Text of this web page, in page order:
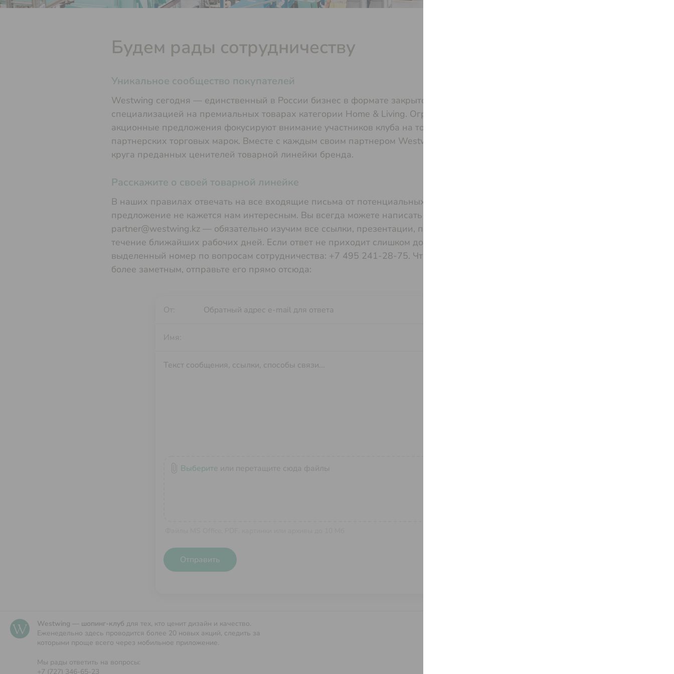
Будем рады сотрудничеству
Уникальное сообщество покупателей
Westwing сегодня — единственный в России бизнес в формате закрытого шопинг-клуба со
специализацией на премиальных товарах категории Home & Living. Ограниченные по времени
акционные предложения фокусируют внимание участников клуба на товарах и ценностях
партнерских торговых марок. Вместе с каждым своим партнером Westwing участвует в формировании
круга преданных ценителей товарной линейки бренда.
Расскажите о своей товарной линейке
В наших правилах отвечать на все входящие письма от потенциальных поставщиков, даже если
предложение не кажется нам интересным. Вы всегда можете написать нам на адрес
partner@westwing.kz — обязательно изучим все ссылки, презентации, прайс-листы и ответим в
течение ближайших рабочих дней. Если ответ не приходит слишком долго, пожалуйста, позвоните на
выделенный номер по вопросам сотрудничества: +7 495 241-28-75. Чтобы ваше сообщение было
более заметным, отправьте его прямо отсюда:
От:
Имя:
attach_file Выберите или перетащите сюда файлы
Отправить
Westwing — шопинг-клуб для тех, кто ценит дизайн и качество.
Еженедельно здесь проводится более 20 новых акций, следить за
которыми проще всего через мобильное приложение.
Мы рады ответить на вопросы:
+7 (727) 346-65-23